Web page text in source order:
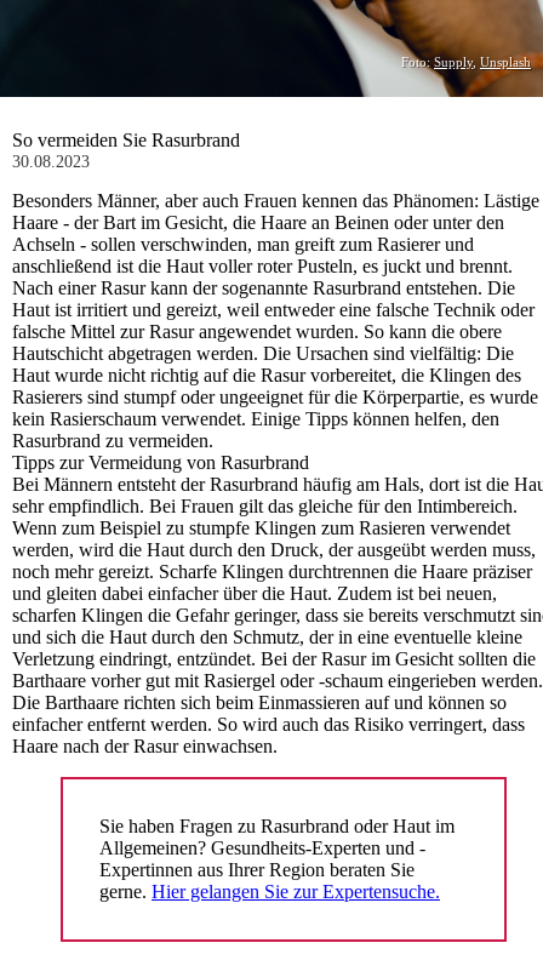
Foto: Supply, Unsplash
So vermeiden Sie Rasurbrand
30.08.2023
Besonders Männer, aber auch Frauen kennen das Phänomen: Lästige
Haare - der Bart im Gesicht, die Haare an Beinen oder unter den
Achseln - sollen verschwinden, man greift zum Rasierer und
anschließend ist die Haut voller roter Pusteln, es juckt und brennt.
Nach einer Rasur kann der sogenannte Rasurbrand entstehen. Die
Haut ist irritiert und gereizt, weil entweder eine falsche Technik oder
falsche Mittel zur Rasur angewendet wurden. So kann die obere
Hautschicht abgetragen werden. Die Ursachen sind vielfältig: Die
Haut wurde nicht richtig auf die Rasur vorbereitet, die Klingen des
Rasierers sind stumpf oder ungeeignet für die Körperpartie, es wurde
kein Rasierschaum verwendet. Einige Tipps können helfen, den
Rasurbrand zu vermeiden.
Tipps zur Vermeidung von Rasurbrand
Bei Männern entsteht der Rasurbrand häufig am Hals, dort ist die
sehr empfindlich. Bei Frauen gilt das gleiche für den Intimbereich.
Wenn zum Beispiel zu stumpfe Klingen zum Rasieren verwendet
werden, wird die Haut durch den Druck, der ausgeübt werden muss,
noch mehr gereizt. Scharfe Klingen durchtrennen die Haare präziser
und gleiten dabei einfacher über die Haut. Zudem ist bei neuen,
scharfen Klingen die Gefahr geringer, dass sie bereits verschmutzt
und sich die Haut durch den Schmutz, der in eine eventuelle kleine
Verletzung eindringt, entzündet. Bei der Rasur im Gesicht sollten die
Barthaare vorher gut mit Rasiergel oder -schaum eingerieben werden.
Die Barthaare richten sich beim Einmassieren auf und können so
einfacher entfernt werden. So wird auch das Risiko verringert, dass
Haare nach der Rasur einwachsen.
Sie haben Fragen zu Rasurbrand oder Haut im
Allgemeinen? Gesundheits-Experten und -
Expertinnen aus Ihrer Region beraten Sie
gerne. Hier gelangen Sie zur Expertensuche.